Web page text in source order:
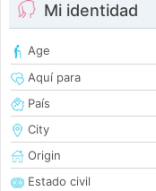
Mi identidad
Age
Aquí para
País
City
Origin
Estado civil